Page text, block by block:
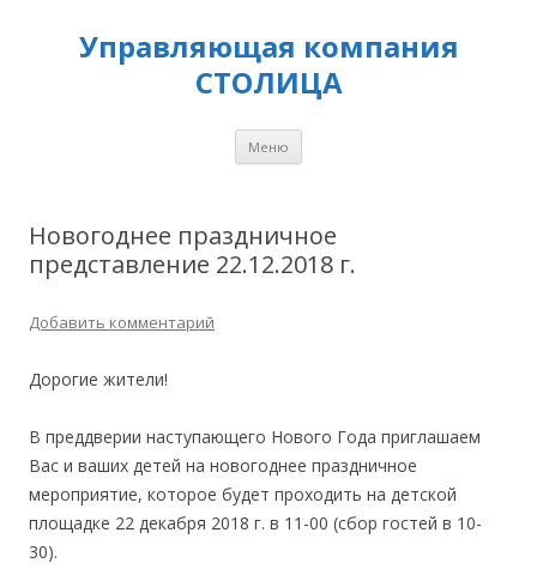
Управляющая компания
СТОЛИЦА
Меню
Новогоднее праздничное
представление 22.12.2018 г.
Добавить комментарий
Дорогие жители!
В преддверии наступающего Нового Года приглашаем
Вас и ваших детей на новогоднее праздничное
мероприятие, которое будет проходить на детской
площадке 22 декабря 2018 г. в 11-00 (сбор гостей в 10-
30).